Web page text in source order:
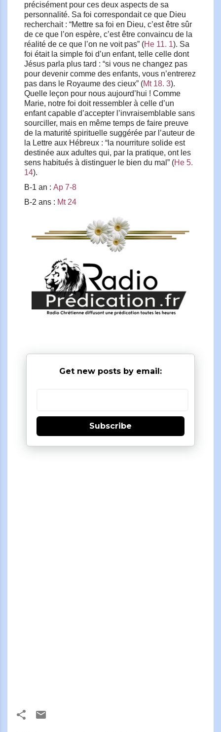
précisément pour ces deux aspects de sa
personnalité. Sa foi correspondait ce que Dieu
recherchait : “Mettre sa foi en Dieu, c’est être sûr
de ce que l’on espère, c’est être convaincu de la
réalité de ce que l’on ne voit pas” (He 11. 1). Sa
foi était la simple foi d’un enfant, telle celle dont
Jésus parla plus tard : “si vous ne changez pas
pour devenir comme des enfants, vous n’entrerez
pas dans le Royaume des cieux” (Mt 18. 3).
Quelle leçon pour nous aujourd’hui ! Comme
Marie, notre foi doit ressembler à celle d’un
enfant capable d’accepter l’invraisemblable sans
sourciller, mais en même temps de faire preuve
de la maturité spirituelle suggérée par l’auteur de
la Lettre aux Hébreux : “la nourriture solide est
destinée aux adultes qui, par la pratique, ont les
sens habitués à distinguer le bien du mal” (He 5.
14).
B-1 an : Ap 7-8
B-2 ans : Mt 24
Get new posts by email:
Subscribe